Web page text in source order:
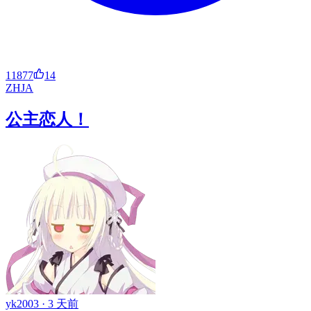
11877
14
ZHJA
公主恋人！
yk2003 · 3 天前